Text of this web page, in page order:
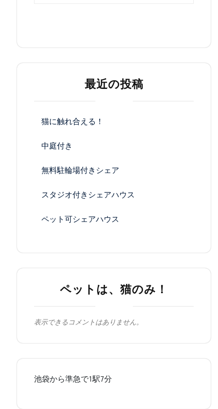
最近の投稿
猫に触れ合える！
中庭付き
無料駐輪場付きシェア
スタジオ付きシェアハウス
ペット可シェアハウス
ペットは、猫のみ！
表示できるコメントはありません。